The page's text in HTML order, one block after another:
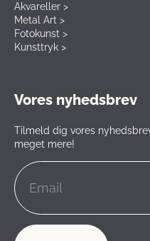
Akvareller >
Metal Art >
Fotokunst >
Kunsttryk >
Vores nyhedsbrev
Tilmeld dig vores
meget mere!